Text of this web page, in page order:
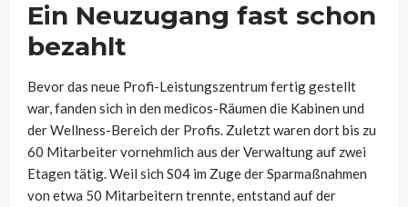
Ein Neuzugang fast schon
bezahlt
Bevor das neue Profi-Leistungszentrum fertig gestellt
war, fanden sich in den medicos-Räumen die Kabinen und
der Wellness-Bereich der Profis. Zuletzt waren dort bis zu
60 Mitarbeiter vornehmlich aus der Verwaltung auf zwei
Etagen tätig. Weil sich S04 im Zuge der Sparmaßnahmen
von etwa 50 Mitarbeitern trennte, entstand auf der